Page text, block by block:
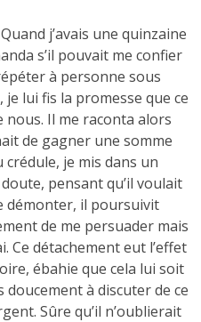
j’avais une quinzaine
s’il pouvait me confier
à personne sous
lui fis la promesse que ce
Il me raconta alors
de gagner une somme
je mis dans un
pensant qu’il voulait
démonter, il poursuivit
de me persuader mais
Ce détachement eut l’effet
ébahie que cela lui soit
à discuter de ce
Sûre qu’il n’oublierait